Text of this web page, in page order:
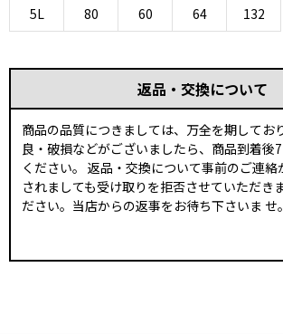
5L
80 60 64 132
返品・交換について
商品の品質につきましては、万全を期してお
良・破損などがございましたら、商品到着後
ください。 返品・交換について事前のご連
されましても受け取りを拒否させていただき
ださい。当店からの返事をお待ち下さいま せ。